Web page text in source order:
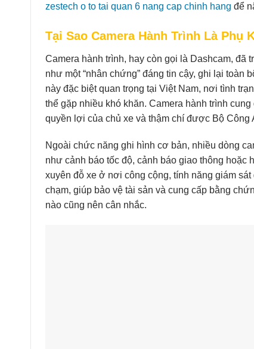
zestech o to tai quan 6 nang cap chinh hang để
Tại Sao Camera Hành Trình Là Phụ
Camera hành trình, hay còn gọi là Dashcam, đã
như một “nhân chứng” đáng tin cậy, ghi lại toàn
này đặc biệt quan trọng tại Việt Nam, nơi tình
thể gặp nhiều khó khăn. Camera hành trình
quyền lợi của chủ xe và thậm chí được Bộ Công
Ngoài chức năng ghi hình cơ bản, nhiều dòng
như cảnh báo tốc độ, cảnh báo giao thông
xuyên đỗ xe ở nơi công cộng, tính năng giám
chạm, giúp bảo vệ tài sản và cung cấp bằng
nào cũng nên cân nhắc.